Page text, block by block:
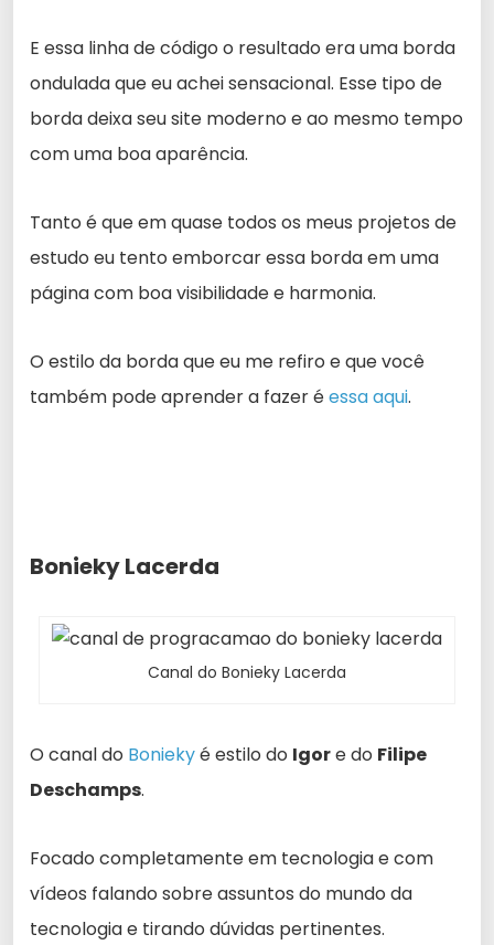
E essa linha de código o resultado era uma borda
ondulada que eu achei sensacional. Esse tipo de
borda deixa seu site moderno e ao mesmo tempo
com uma boa aparência.
Tanto é que em quase todos os meus projetos de
estudo eu tento emborcar essa borda em uma
página com boa visibilidade e harmonia.
O estilo da borda que eu me refiro e que você
também pode aprender a fazer éessa aqui.
Bonieky Lacerda
Canal do Bonieky Lacerda
O canal do Boniekyé estilo do Igore do Filipe
Deschamps.
Focado completamente em tecnologia e com
vídeos falando sobre assuntos do mundo da
tecnologia e tirando dúvidas pertinentes.